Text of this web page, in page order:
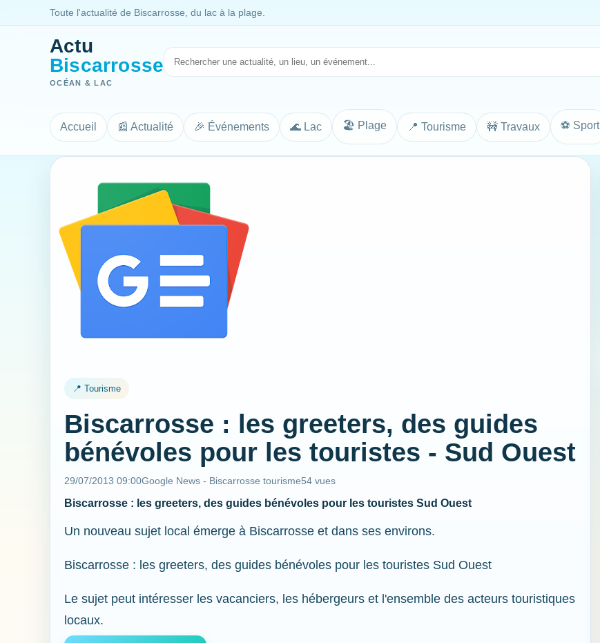
Toute l'actualité de Biscarrosse, du lac à la plage.
Actu
Biscarrosse
OCÉAN & LAC
Accueil 📰 Actualité 🎉 Événements 🌊 Lac 🏖️ Plage 📍 Tourisme 🚧 Travaux ⚽ Sport
📍 Tourisme
Biscarrosse : les greeters, des guides
bénévoles pour les touristes - Sud Ouest
29/07/2013 09:00Google News - Biscarrosse tourisme54 vues
Biscarrosse : les greeters, des guides bénévoles pour les touristes Sud Ouest
Un nouveau sujet local émerge à Biscarrosse et dans ses environs.
Biscarrosse : les greeters, des guides bénévoles pour les touristes Sud Ouest
Le sujet peut intéresser les vacanciers, les hébergeurs et l'ensemble des acteurs touristiques
locaux.